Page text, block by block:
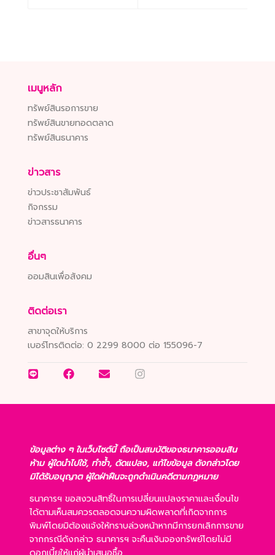
เมนูหลัก
ทรัพย์สินรอการขาย
ทรัพย์สินขายทอดตลาด
ทรัพย์สินธนาคาร
ข่าวสาร
ข่าวประชาสัมพันธ์
กิจกรรม
ข่าวสารธนาคาร
อื่นๆ
ออมสินเพื่อสังคม
ติดต่อเรา
สาขาจุดให้บริการ
เบอร์โทรติดต่อ: 0 2299 8000 ต่อ 155096-7
ข้อมูลต่าง ๆ ในเว็บไซต์นี้ ถือเป็นสมบัติของธนาคารออมสิน
ห้าม ผู้ใดนำไปใช้, ทำซ้ำ, ดัดแปลง, แก้ไขข้อมูล ดังกล่าวโดย
มิได้รับอนุญาต ผู้ใดฝ่าฝืนจะถูกดำเนินคดีตามกฎหมาย
ธนาคารฯ ขอสงวนสิทธิ์ในการเปลี่ยนแปลงราคาและเงื่อนไข
ได้ตามเห็นสมควรตลอดจนความผิดพลาดที่เกิดจากการ
พิมพ์โดยมิต้องแจ้งให้ทราบล่วงหน้าหากมีการยกเลิกการขาย
จากกรณีดังกล่าว ธนาคารฯ จะคืนเงินจองทรัพย์โดยไม่มี